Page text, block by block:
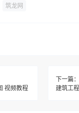
筑龙网
视频教程
下一篇：